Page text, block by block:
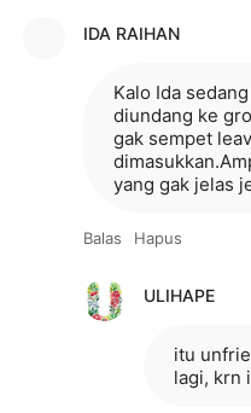
IDA RAIHAN
Kalo Ida
diundang ke
gak sempet
yang gak jelas
Balas Hapus
ULIHAPE
itu
lagi, krn